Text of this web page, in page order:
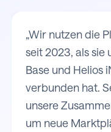
„Wir nutzen die
seit 2023, als sie
Base und Helios
verbunden hat.
unsere
um neue